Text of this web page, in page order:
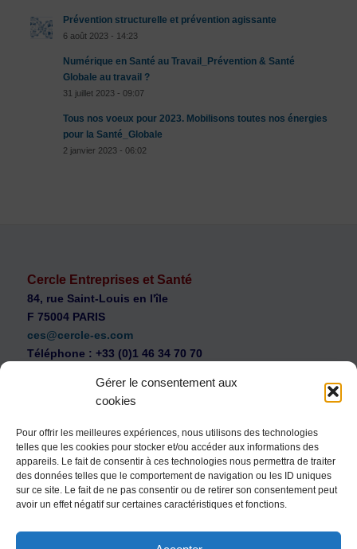
Gérer le consentement aux
cookies
Pour offrir les meilleures expériences, nous utilisons des technologies
telles que les cookies pour stocker et/ou accéder aux informations des
appareils. Le fait de consentir à ces technologies nous permettra de traiter
des données telles que le comportement de navigation ou les ID uniques
sur ce site. Le fait de ne pas consentir ou de retirer son consentement peut
avoir un effet négatif sur certaines caractéristiques et fonctions.
Prévention structurelle et prévention agissante
6 août 2023 - 14:23
Numérique en Santé au Travail_Prévention & Santé
Globale au travail ?
31 juillet 2023 - 09:07
Tous nos voeux pour 2023. Mobilisons toutes nos énergies
pour la Santé_Globale
2 janvier 2023 - 06:02
Cercle Entreprises et Santé
84, rue Saint-Louis en l'île
F 75004 PARIS
ces@cercle-es.com
Téléphone : +33 (0)1 46 34 70 70
WEB Cercle – archives vidéos
Souscription au Cercle Entreprises et Santé
Nous contacter